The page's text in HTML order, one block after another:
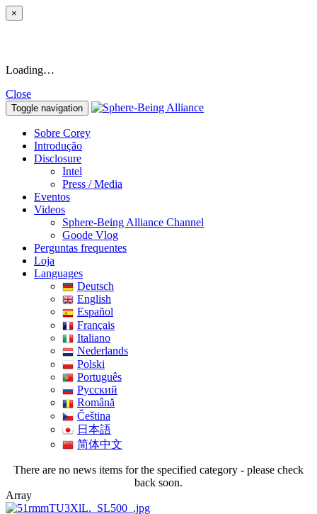
×
Loading…
Close
Toggle navigation
Sobre Corey
Introdução
Disclosure
Intel
Press / Media
Eventos
Videos
Sphere-Being Alliance Channel
Goode Vlog
Perguntas frequentes
Loja
Languages
Deutsch
English
Español
Français
Italiano
Nederlands
Polski
Português
Pусский
Română
Čeština
日本語
简体中文
There are no news items for the specified category - please check
back soon.
Array